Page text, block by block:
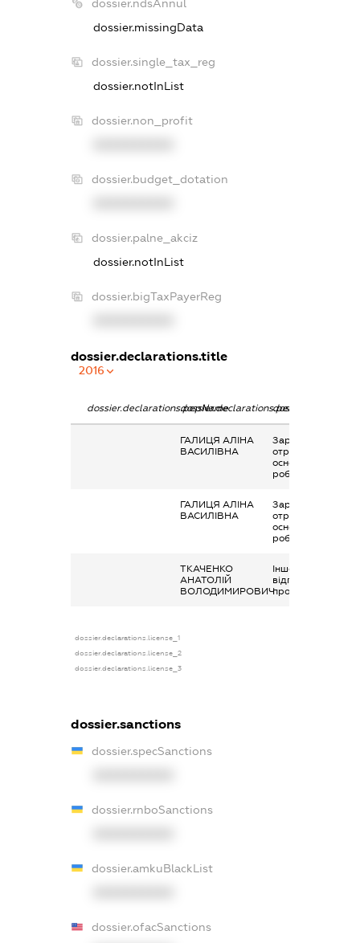
dossier.ndsAnnul
dossier.missingData
dossier.single_tax_reg
dossier.notInList
dossier.non_profit
dossier.budget_dotation
dossier.palne_akciz
dossier.notInList
dossier.bigTaxPayerReg
dossier.declarations.title
2016
dossier.declarations.pepNamedossier.declarations.personName
ГАЛИЦЯ АЛІНА
ВАСИЛІВНА
Заробітна плата
отримана за
основним місцем
роботи
ГАЛИЦЯ АЛІНА
ВАСИЛІВНА
Заробітна плата
отримана за
основним місцем
роботи
ТКАЧЕНКО
АНАТОЛІЙ
ВОЛОДИМИРОВИЧ
Інше, виплати
відповідно до ЗУ
про вибори
dossier.declarations.license_1
dossier.declarations.license_2
dossier.declarations.license_3
dossier.sanctions
dossier.specSanctions
dossier.rnboSanctions
dossier.amkuBlackList
dossier.ofacSanctions